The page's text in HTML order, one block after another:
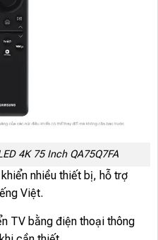
4K 75 Inch QA75Q7FA
nhiều thiết bị, hỗ trợ
Việt.
TV bằng điện thoại thông